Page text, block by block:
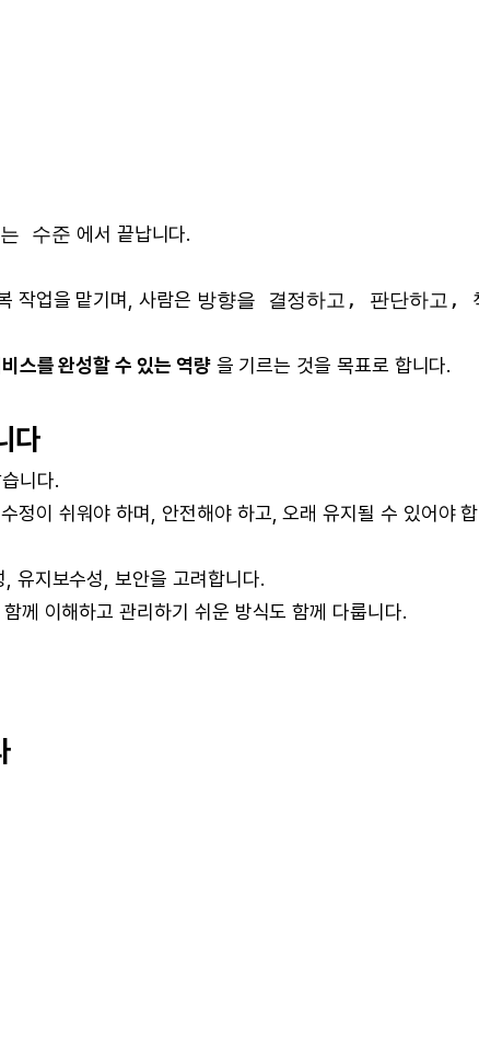
수준 에서 끝납니다.
작업을 맡기며, 사람은 방향을 결정하고, 판단하고,
스를 완성할 수 있는 역량을 기르는 것을 목표로 합니다.
다
니다.
정이 쉬워야 하며, 안전해야 하고, 오래 유지될 수 있어야
유지보수성, 보안을 고려합니다.
께 이해하고 관리하기 쉬운 방식도 함께 다룹니다.